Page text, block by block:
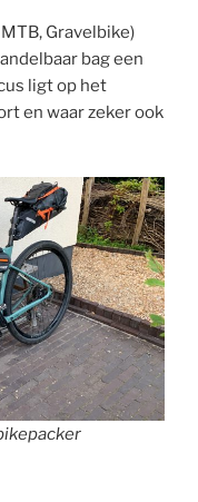
Gravelbike)
bag een
ligt op het
en waar zeker ook